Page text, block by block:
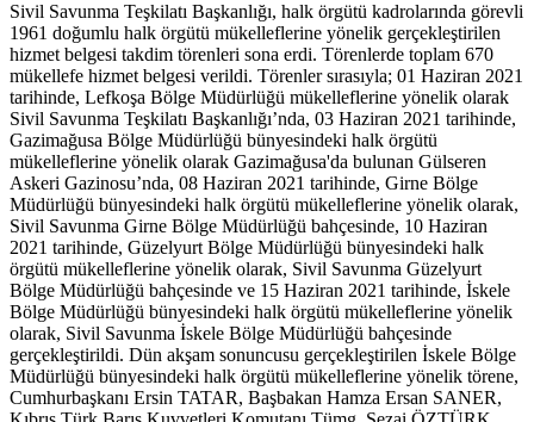
Sivil Savunma Teşkilatı Başkanlığı, halk örgütü kadrolarında görevli
1961 doğumlu halk örgütü mükelleflerine yönelik gerçekleştirilen
hizmet belgesi takdim törenleri sona erdi. Törenlerde toplam 670
mükellefe hizmet belgesi verildi. Törenler sırasıyla; 01 Haziran 2021
tarihinde, Lefkoşa Bölge Müdürlüğü mükelleflerine yönelik olarak
Sivil Savunma Teşkilatı Başkanlığı’nda, 03 Haziran 2021 tarihinde,
Gazimağusa Bölge Müdürlüğü bünyesindeki halk örgütü
mükelleflerine yönelik olarak Gazimağusa'da bulunan Gülseren
Askeri Gazinosu’nda, 08 Haziran 2021 tarihinde, Girne Bölge
Müdürlüğü bünyesindeki halk örgütü mükelleflerine yönelik olarak,
Sivil Savunma Girne Bölge Müdürlüğü bahçesinde, 10 Haziran
2021 tarihinde, Güzelyurt Bölge Müdürlüğü bünyesindeki halk
örgütü mükelleflerine yönelik olarak, Sivil Savunma Güzelyurt
Bölge Müdürlüğü bahçesinde ve 15 Haziran 2021 tarihinde, İskele
Bölge Müdürlüğü bünyesindeki halk örgütü mükelleflerine yönelik
olarak, Sivil Savunma İskele Bölge Müdürlüğü bahçesinde
gerçekleştirildi. Dün akşam sonuncusu gerçekleştirilen İskele Bölge
Müdürlüğü bünyesindeki halk örgütü mükelleflerine yönelik törene,
Cumhurbaşkanı Ersin TATAR, Başbakan Hamza Ersan SANER,